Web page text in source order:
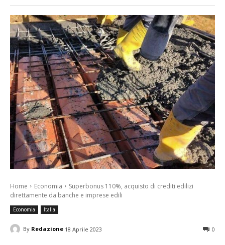
Home Economia
Superbonus 110%, acquisto di crediti edilizi
direttamente da banche e imprese edili
Economia Italia
By Redazione 18 Aprile 2023 0